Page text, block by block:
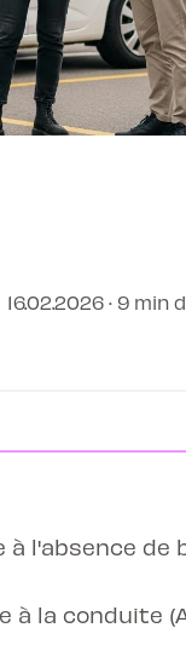
16.02.2026 · 9 min
l'absence de
la conduite